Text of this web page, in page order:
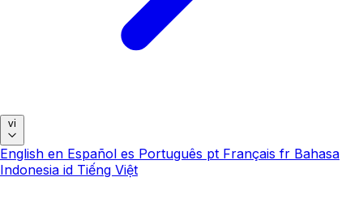
vi
English en Español es Português pt Français fr Bahasa
Indonesia id Tiếng Việt